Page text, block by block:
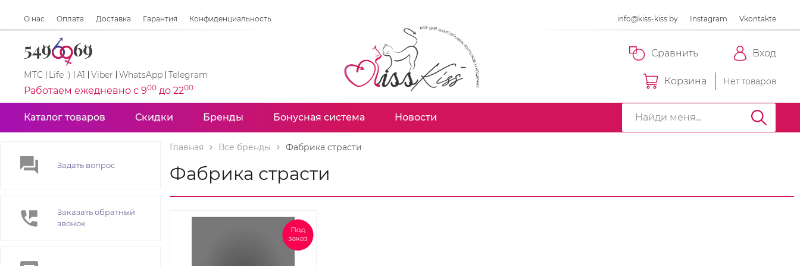
О нас Оплата Доставка Гарантия Конфиденциальность info@kiss-kiss.by Instagram Vkontakte
МТС Life :) A1 Viber WhatsApp Telegram
Работаем ежедневно с 900 до 2200
Сравнить Вход
Корзина Нет товаров
Каталог товаров Скидки Бренды Бонусная система Новости
Главная Все бренды Фабрика страсти
Фабрика страсти
Задать вопрос
Заказать обратный
звонок